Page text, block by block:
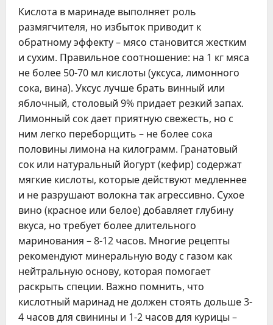
Кислота в маринаде выполняет роль
размягчителя, но избыток приводит к
обратному эффекту – мясо становится жестким
и сухим. Правильное соотношение: на 1 кг мяса
не более 50-70 мл кислоты (уксуса, лимонного
сока, вина). Уксус лучше брать винный или
яблочный, столовый 9% придает резкий запах.
Лимонный сок дает приятную свежесть, но с
ним легко переборщить – не более сока
половины лимона на килограмм. Гранатовый
сок или натуральный йогурт (кефир) содержат
мягкие кислоты, которые действуют медленнее
и не разрушают волокна так агрессивно. Сухое
вино (красное или белое) добавляет глубину
вкуса, но требует более длительного
маринования – 8-12 часов. Многие рецепты
рекомендуют минеральную воду с газом как
нейтральную основу, которая помогает
раскрыть специи. Важно помнить, что
кислотный маринад не должен стоять дольше 3-
4 часов для свинины и 1-2 часов для курицы –